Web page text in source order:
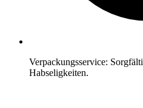
Verpackungsservice:
Habseligkeiten.